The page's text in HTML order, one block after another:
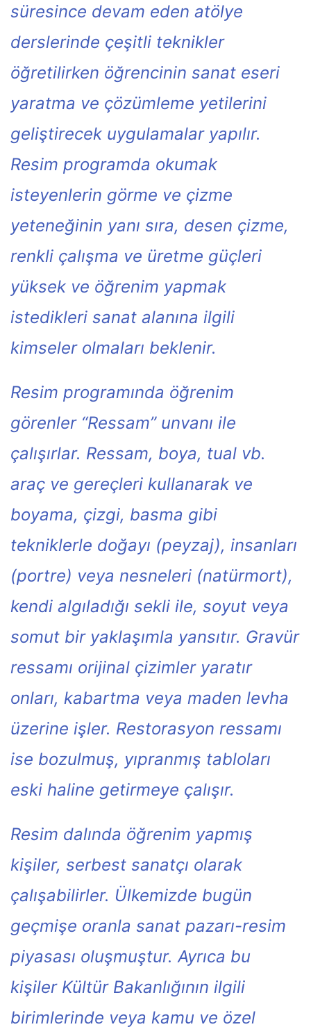
süresince devam eden atölye
derslerinde çeşitli teknikler
öğretilirken öğrencinin sanat eseri
yaratma ve çözümleme yetilerini
geliştirecek uygulamalar yapılır.
Resim programda okumak
isteyenlerin görme ve çizme
yeteneğinin yanı sıra, desen çizme,
renkli çalışma ve üretme güçleri
yüksek ve öğrenim yapmak
istedikleri sanat alanına ilgili
kimseler olmaları beklenir.
Resim programında öğrenim
görenler “Ressam” unvanı ile
çalışırlar. Ressam, boya, tual vb.
araç ve gereçleri kullanarak ve
boyama, çizgi, basma gibi
tekniklerle doğayı (peyzaj), insanları
(portre) veya nesneleri (natürmort),
kendi algıladığı sekli ile, soyut veya
somut bir yaklaşımla yansıtır. Gravür
ressamı orijinal çizimler yaratır
onları, kabartma veya maden levha
üzerine işler. Restorasyon ressamı
ise bozulmuş, yıpranmış tabloları
eski haline getirmeye çalışır.
Resim dalında öğrenim yapmış
kişiler, serbest sanatçı olarak
çalışabilirler. Ülkemizde bugün
geçmişe oranla sanat pazarı-resim
piyasası oluşmuştur. Ayrıca bu
kişiler Kültür Bakanlığının ilgili
birimlerinde veya kamu ve özel